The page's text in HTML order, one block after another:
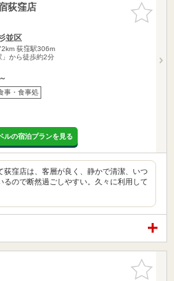
お気に入
りに追加
荻窪店
並区
荻窪駅306m
」から徒歩約2分
事・食事処
ルの宿泊プランを見る
荻窪店は、客層が良く、静かで清潔、いつ
るので断然過ごしやすい。久々に利用して
お気に入
りに追加